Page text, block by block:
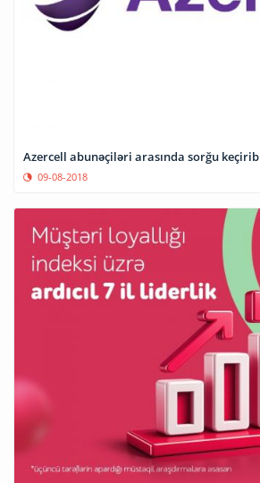
Azercell abunəçiləri arasında sorğu keçirib
09-08-2018